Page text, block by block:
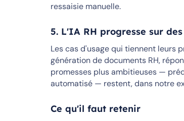
ressaisie manuelle.
5. L'IA RH progresse sur
Les cas d'usage qui tiennent leurs
génération de documents RH,
promesses plus ambitieuses —
automatisé — restent, dans notre
Ce qu'il faut retenir